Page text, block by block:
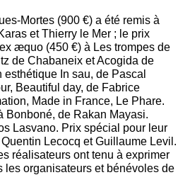
Mortes (900 €) a été remis à
et Thierry le Mer ; le prix
æquo (450 €) à Les trompes de
de Chabaneix et Acogida de
In sau, de Pascal
Beautiful day, de Fabrice
Made in France, Le Phare.
Bonboné, de Rakan Mayasi.
Lasvano. Prix spécial pour leur
Lecocq et Guillaume Levil.
réalisateurs ont tenu à exprimer
les organisateurs et bénévoles de